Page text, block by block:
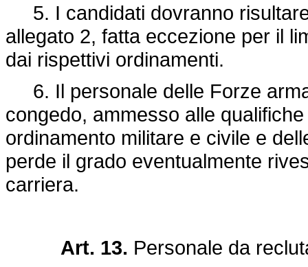
5. I candidati dovranno
allegato 2, fatta eccezione per il
dai rispettivi ordinamenti.
6. Il personale delle Forze
congedo, ammesso alle
ordinamento militare e civile e
perde il grado eventualmente
carriera.
Art. 13. Personale da